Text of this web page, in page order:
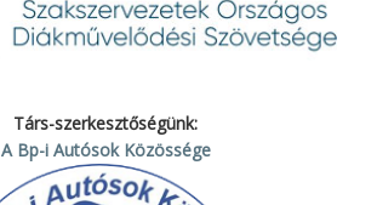
Társ-szerkesztőségünk:
A Bp-i Autósok Közössége